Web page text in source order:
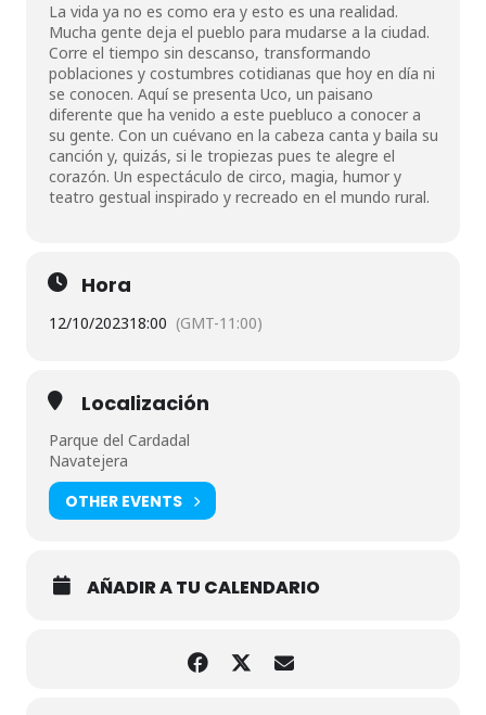
La vida ya no es como era y esto es una realidad.
Mucha gente deja el pueblo para mudarse a la ciudad.
Corre el tiempo sin descanso, transformando
poblaciones y costumbres cotidianas que hoy en día ni
se conocen. Aquí se presenta Uco, un paisano
diferente que ha venido a este puebluco a conocer a
su gente. Con un cuévano en la cabeza canta y baila su
canción y, quizás, si le tropiezas pues te alegre el
corazón. Un espectáculo de circo, magia, humor y
teatro gestual inspirado y recreado en el mundo rural.
Hora
12/10/202318:00 (GMT-11:00)
Localización
Parque del Cardadal
Navatejera
OTHER EVENTS
AÑADIR A TU CALENDARIO